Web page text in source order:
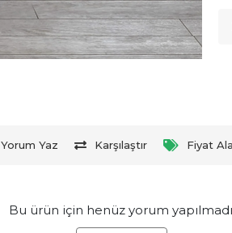
Yorum Yaz Karşılaştır Fiyat
Bu ürün için henüz yorum